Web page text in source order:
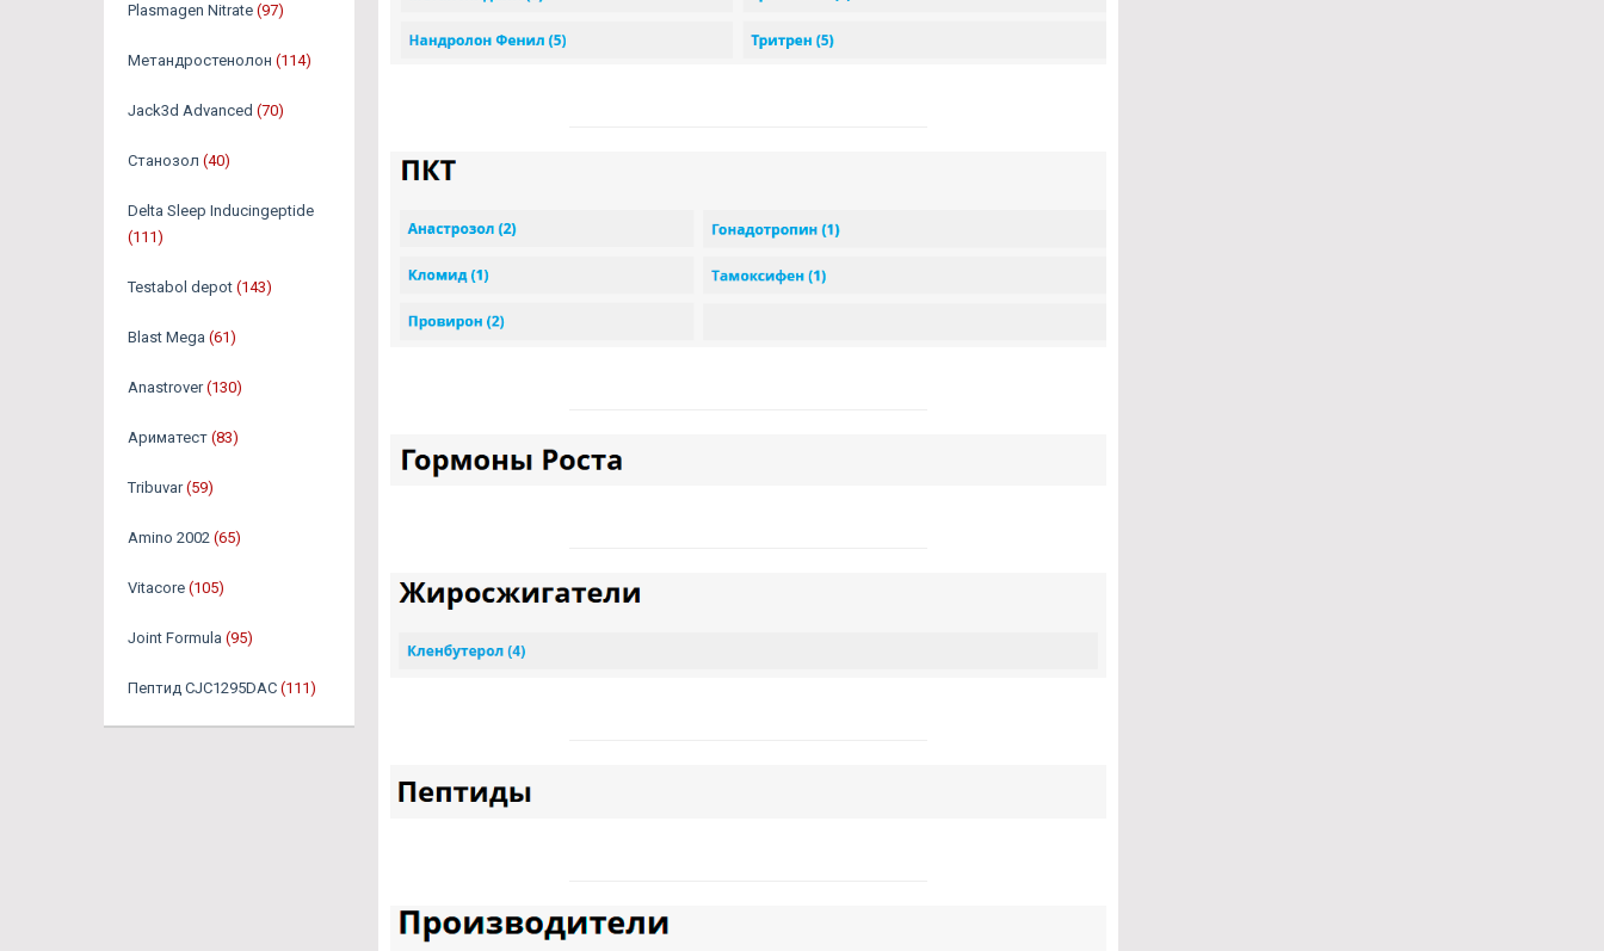
Plasmagen Nitrate (97)
Метандростенолон (114)
Jack3d Advanced (70)
Станозол (40)
Delta Sleep Inducingeptide
(111)
Testabol depot (143)
Blast Mega (61)
Anastrover (130)
Ариматест (83)
Tribuvar (59)
Amino 2002 (65)
Vitacore (105)
Joint Formula (95)
Пептид CJC1295DAC (111)